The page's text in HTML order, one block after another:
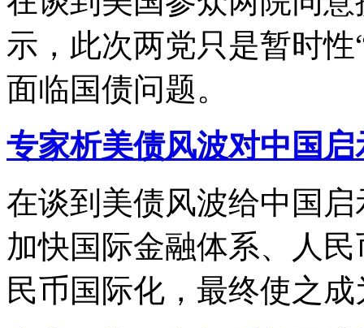
示，此次两党只是暂时
面临国债问题。
专家析美债风波对中国
在谈到美债风波给中国
加快国际金融体系、人
民币国际化，最终使之